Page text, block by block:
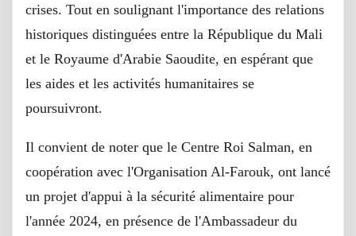
crises. Tout en soulignant l'importance des relations
historiques distinguées entre la République du Mali
et le Royaume d'Arabie Saoudite, en espérant que
les aides et les activités humanitaires se
poursuivront.
Il convient de noter que le Centre Roi Salman, en
coopération avec l'Organisation Al-Farouk, ont lancé
un projet d'appui à la sécurité alimentaire pour
l'année 2024, en présence de l'Ambassadeur du